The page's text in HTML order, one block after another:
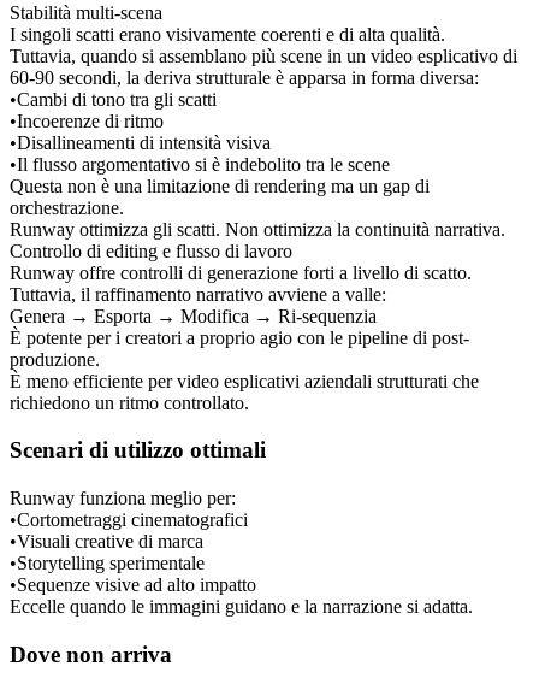
Stabilità multi-scena
I singoli scatti erano visivamente coerenti e di alta qualità.
Tuttavia, quando si assemblano più scene in un video esplicativo di
60-90 secondi, la deriva strutturale è apparsa in forma diversa:
•Cambi di tono tra gli scatti
•Incoerenze di ritmo
•Disallineamenti di intensità visiva
•Il flusso argomentativo si è indebolito tra le scene
Questa non è una limitazione di rendering ma un gap di
orchestrazione.
Runway ottimizza gli scatti. Non ottimizza la continuità narrativa.
Controllo di editing e flusso di lavoro
Runway offre controlli di generazione forti a livello di scatto.
Tuttavia, il raffinamento narrativo avviene a valle:
Genera → Esporta → Modifica → Ri-sequenzia
È potente per i creatori a proprio agio con le pipeline di post-
produzione.
È meno efficiente per video esplicativi aziendali strutturati che
richiedono un ritmo controllato.
Scenari di utilizzo ottimali
Runway funziona meglio per:
•Cortometraggi cinematografici
•Visuali creative di marca
•Storytelling sperimentale
•Sequenze visive ad alto impatto
Eccelle quando le immagini guidano e la narrazione si adatta.
Dove non arriva